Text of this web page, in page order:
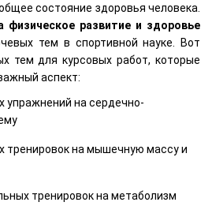
состояние здоровья человека.
физическое развитие и здоровье
тем в спортивной науке. Вот
тем для курсовых работ, которые
аспект:
упражнений на сердечно-
тренировок на мышечную массу и
тренировок на метаболизм